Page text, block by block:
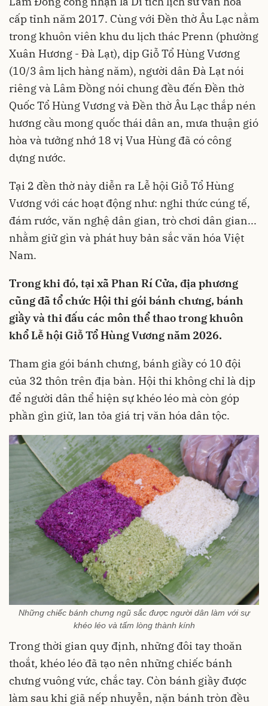
cấp tỉnh năm 2017. Cùng với Đền thờ Âu Lạc nằm
trong khuôn viên khu du lịch thác Prenn (phường
Xuân Hương - Đà Lạt), dịp Giỗ Tổ Hùng Vương
(10/3 âm lịch hàng năm), người dân Đà Lạt nói
riêng và Lâm Đồng nói chung đều đến Đền thờ
Quốc Tổ Hùng Vương và Đền thờ Âu Lạc thắp nén
hương cầu mong quốc thái dân an, mưa thuận gió
hòa và tưởng nhớ 18 vị Vua Hùng đã có công
dựng nước.
Tại 2 đền thờ này diễn ra Lễ hội Giỗ Tổ Hùng
Vương với các hoạt động như: nghi thức cúng tế,
đám rước, văn nghệ dân gian, trò chơi dân gian...
nhằm giữ gìn và phát huy bản sắc văn hóa Việt
Nam.
Trong khi đó, tại xã Phan Rí Cửa, địa phương
cũng đã tổ chức Hội thi gói bánh chưng, bánh
giầy và thi đấu các môn thể thao trong khuôn
khổ Lễ hội Giỗ Tổ Hùng Vương năm 2026.
Tham gia gói bánh chưng, bánh giầy có 10 đội
của 32 thôn trên địa bàn. Hội thi không chỉ là dịp
để người dân thể hiện sự khéo léo mà còn góp
phần gìn giữ, lan tỏa giá trị văn hóa dân tộc.
Những chiếc bánh chưng ngũ sắc được người dân làm với sự
khéo léo và tấm lòng thành kính
Trong thời gian quy định, những đôi tay thoăn
thoắt, khéo léo đã tạo nên những chiếc bánh
chưng vuông vức, chắc tay. Còn bánh giầy được
làm sau khi giã nếp nhuyễn, nặn bánh tròn đều